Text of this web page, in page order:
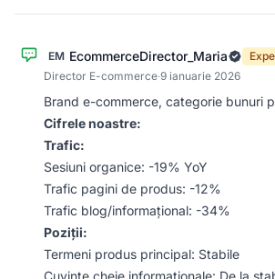
EM EcommerceDirector_Maria
Director E-commerce·9 ianuarie 2026
Brand e-commerce, categorie bunuri
Cifrele noastre:
Trafic:
Sesiuni organice: -19% YoY
Trafic pagini de produs: -12%
Trafic blog/informațional: -34%
Poziții:
Termeni produs principal: Stabile
Cuvinte cheie informaționale: De la